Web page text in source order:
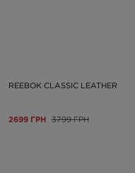
REEBOK CLASSIC LEATHER
2699 ГРН 3799 ГРН